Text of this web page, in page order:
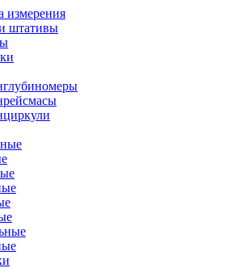
измерения
штативы